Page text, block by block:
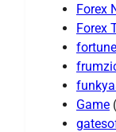
Forex
Forex
Game